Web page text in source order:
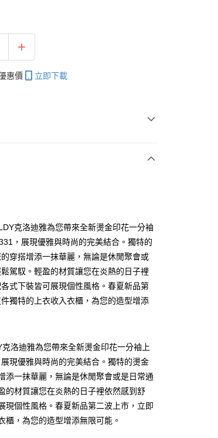
惠價 立即下載
克洛迪雅為您帶來全新燙金印花一分袖
，展現優雅與時尚的完美結合。獨特的
穿搭增添一抹華麗，無論是休閒聚會或
駕馭。輕盈的材質讓您在炎熱的日子裡
式下裝皆可展現個性風格。春夏新品第
獨特的上衣收入衣櫃，為您的造型增添
洛迪雅為您帶來全新燙金印花一分袖上
現優雅與時尚的完美結合。獨特的燙金
添一抹華麗，無論是休閒聚會或是日常通
的材質讓您在炎熱的日子裡依然感到舒
現個性風格。春夏新品第二波上市，立即
櫃，為您的造型增添無限可能。